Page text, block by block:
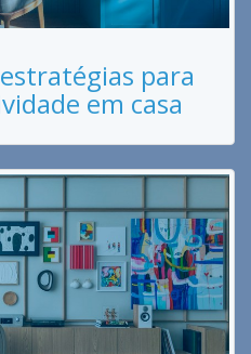
para
em casa